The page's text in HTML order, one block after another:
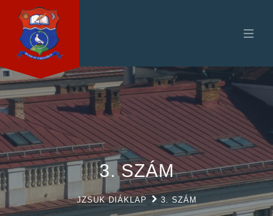
3. SZÁM
JZSUK DIÁKLAP 3. SZÁM